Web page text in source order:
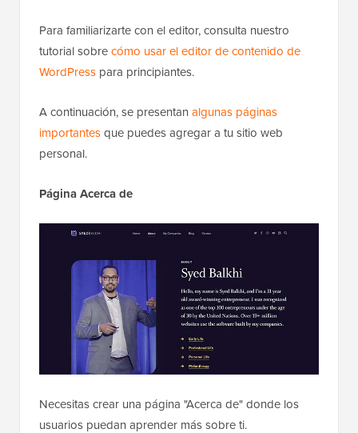
Para familiarizarte con el editor, consulta nuestro
tutorial sobrecómo usar el editor de contenido de
WordPress para principiantes.
A continuación, se presentan algunas páginas
importantesque puedes agregar a tu sitio web
personal.
Página Acerca de
Necesitas crear una página "Acerca de" donde los
usuarios puedan aprender más sobre ti.